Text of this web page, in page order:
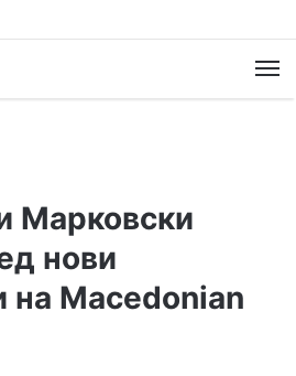
Марковски
нови
на Macedonian